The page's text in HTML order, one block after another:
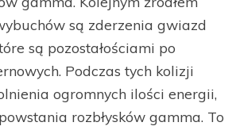
są zderzenia gwiazd
są pozostałościami po
Podczas tych kolizji
ogromnych ilości energii,
rozbłysków gamma. To